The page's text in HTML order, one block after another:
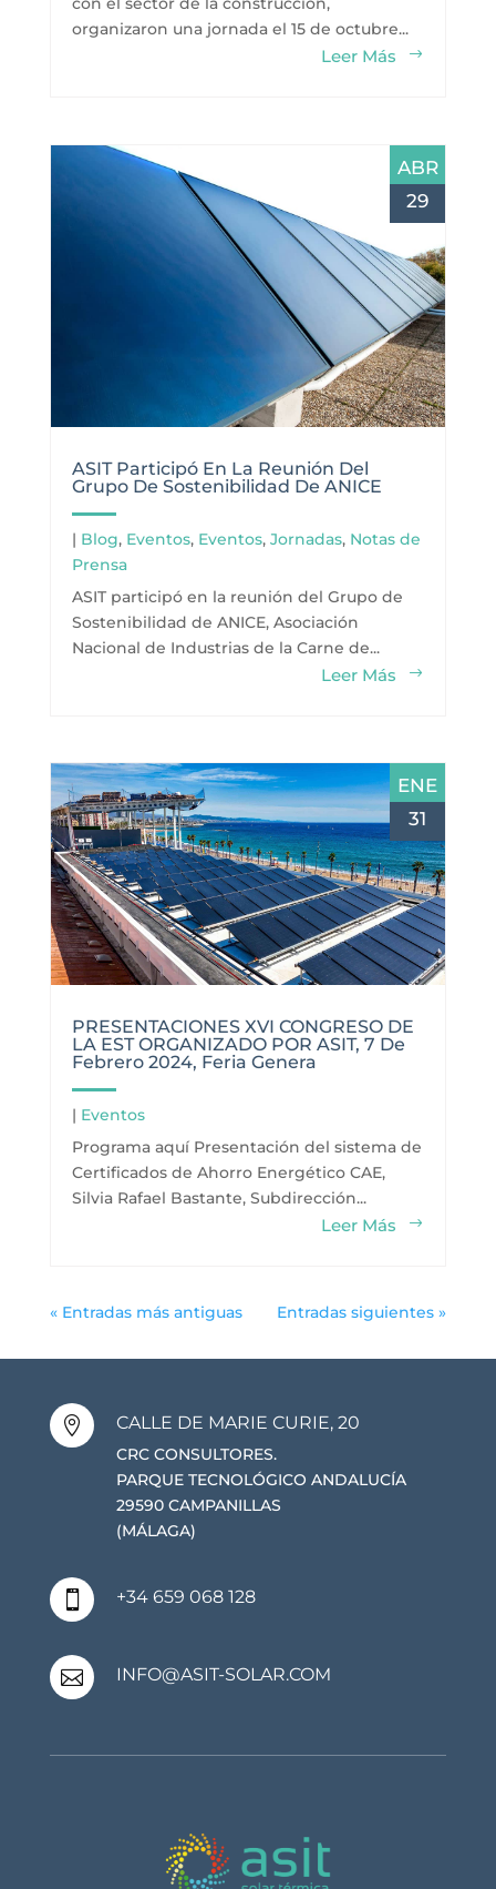
organizaron una jornada el 15 de octubre...
Leer Más
ASIT Participó En La Reunión Del
Grupo De Sostenibilidad De ANICE
ABR
29
| Blog, Eventos, Eventos, Jornadas, Notas de
Prensa
ASIT participó en la reunión del Grupo de
Sostenibilidad de ANICE, Asociación
Nacional de Industrias de la Carne de...
Leer Más
PRESENTACIONES XVI CONGRESO DE
LA EST ORGANIZADO POR ASIT, 7 De
Febrero 2024, Feria Genera
ENE
31
| Eventos
Programa aquí Presentación del sistema de
Certificados de Ahorro Energético CAE,
Silvia Rafael Bastante, Subdirección...
Leer Más
« Entradas más antiguas Entradas siguientes »
 CALLE DE MARIE CURIE, 20
CRC CONSULTORES.
PARQUE TECNOLÓGICO ANDALUCÍA
29590 CAMPANILLAS
(MÁLAGA)
 +34 659 068 128
 INFO@ASIT-SOLAR.COM